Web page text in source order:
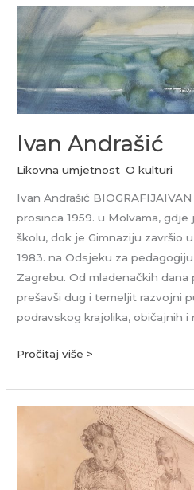
Ivan Andrašić
Likovna umjetnost ,O kulturi
Ivan Andrašić
prosinca 1959. u Molvama,
školu, dok je Gimnaziju završio
1983. na Odsjeku za
Zagrebu. Od mladenačkih
prešavši dug i temeljit razvojni
podravskog krajolika, običajnih
Ivan
Andrašić
Pročitaj više >